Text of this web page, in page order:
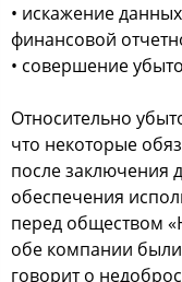
• искажение
финансовой
• совершение
Относительно
что некоторые
после заключения
обеспечения
перед обществом
обе компании
говорит о